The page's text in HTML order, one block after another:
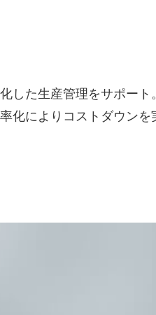
した生産管理をサポー
化によりコストダウンを